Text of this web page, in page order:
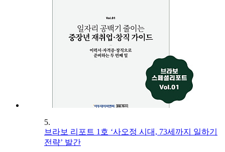
5.
브라보 리포트 1호 ‘사오정 시대, 73세까지 일하기
전략’ 발간